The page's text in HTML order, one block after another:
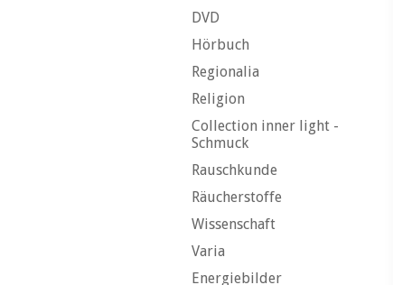
DVD
Hörbuch
Regionalia
Religion
Collection inner light -
Schmuck
Rauschkunde
Räucherstoffe
Wissenschaft
Varia
Energiebilder